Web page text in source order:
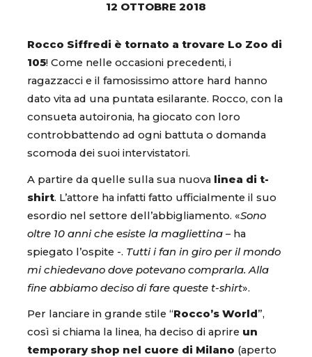
12 OTTOBRE 2018
Rocco Siffredi è tornato a trovare Lo Zoo di
105! Come nelle occasioni precedenti, i
ragazzacci e il famosissimo attore hard hanno
dato vita ad una puntata esilarante. Rocco, con la
consueta autoironia, ha giocato con loro
controbbattendo ad ogni battuta o domanda
scomoda dei suoi intervistatori.
A partire da quelle sulla sua nuova linea di t-
shirt. L’attore ha infatti fatto ufficialmente il suo
esordio nel settore dell’abbigliamento. «Sono
oltre 10 anni che esiste la magliettina – ha
spiegato l’ospite -. Tutti i fan in giro per il mondo
mi chiedevano dove potevano comprarla. Alla
fine abbiamo deciso di fare queste t-shirt».
Per lanciare in grande stile “Rocco’s World”,
così si chiama la linea, ha deciso di aprire un
temporary shop nel cuore di Milano (aperto